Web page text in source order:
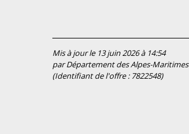
Mis à jour le 13 juin 2026 à 14:54
par Département des Alpes-Maritimes
(Identifiant de l'offre : 7822548)